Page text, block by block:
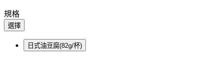
規格
選擇
日式油豆腐(82g/杯)